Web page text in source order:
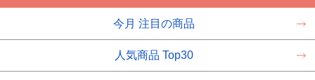
今月 注目の商品
人気商品 Top30